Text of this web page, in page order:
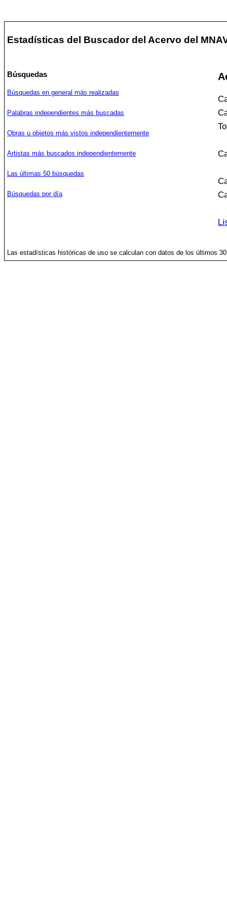
Estadísticas del Buscador del Acervo del
Búsquedas
Búsquedas en general más realizadas
Palabras independientes más buscadas
Obras u objetos más vistos independientemente
Artistas más buscados independientemente
Las últimas 50 búsquedas
Búsquedas por día
Las estadísticas históricas de uso se calculan con datos de los últimos